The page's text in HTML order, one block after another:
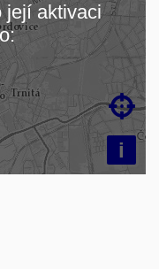
i

její aktivaci